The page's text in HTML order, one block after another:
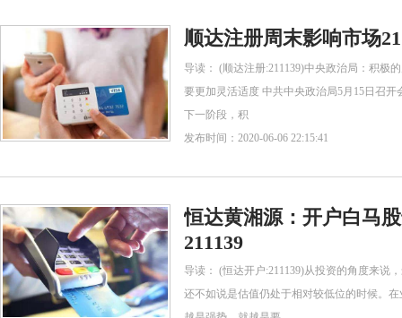
顺达注册周末影响市场
导读： (顺达注册:211139)中央政治局：积极
要更加灵活适度 中共中央政治局5月15日召
下一阶段，积
发布时间：2020-06-06 22:15:41
恒达黄湘源：开户白马
211139
导读： (恒达开户:211139)从投资的角度来说
还不如说是估值仍处于相对较低位的时候。